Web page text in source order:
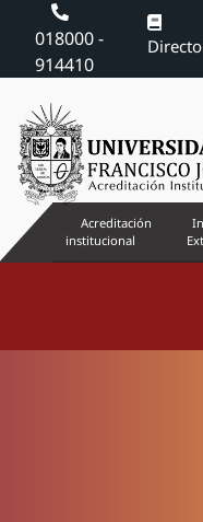
018000 -
914410
Acreditación
institucional